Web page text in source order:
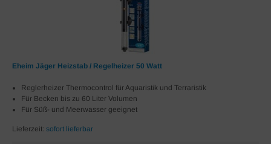
Eheim Jäger Heizstab / Regelheizer 50 Watt
Reglerheizer Thermocontrol für Aquaristik und Terraristik
Für Becken bis zu 60 Liter Volumen
Für Süß- und Meerwasser geeignet
Lieferzeit: sofort lieferbar